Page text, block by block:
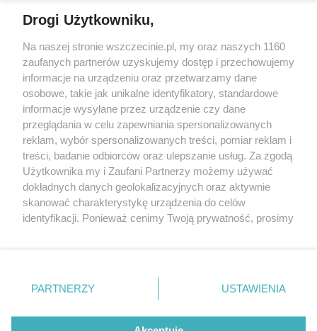
targi
Wernisaże
Więcej
Specjalny koncert z okazji
20. urodzin portalu
wSzczecinie.pl
Regulamin konkursów
śniadaniówka "Hej
Szczecin! Jest piątek!"
Partnerzy
Praca Szczecin
© 2026 wSzczecinie.pl
Drogi Użytkowniku,
Na naszej stronie wszczecinie.pl, my oraz naszych 1160
zaufanych partnerów uzyskujemy dostęp i przechowujemy
informacje na urządzeniu oraz przetwarzamy dane
osobowe, takie jak unikalne identyfikatory, standardowe
informacje wysyłane przez urządzenie czy dane
przeglądania w celu zapewniania spersonalizowanych
reklam, wybór spersonalizowanych treści, pomiar reklam i
treści, badanie odbiorców oraz ulepszanie usług. Za zgodą
Użytkownika my i Zaufani Partnerzy możemy używać
dokładnych danych geolokalizacyjnych oraz aktywnie
skanować charakterystykę urządzenia do celów
identyfikacji. Ponieważ cenimy Twoją prywatność, prosimy
prywatności znajdujący się w lewym dolnym rogu strony
. Niektóre rodzaje przetwarzania danych nie wymagają
takiemu przetwarzaniu. Preferencje będą miały
PARTNERZY USTAWIENIA